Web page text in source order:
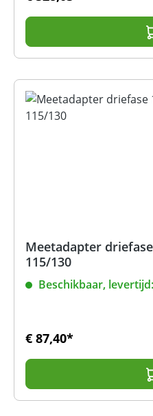
Meetadapter driefase
115/130
Beschikbaar,
€ 87,40*